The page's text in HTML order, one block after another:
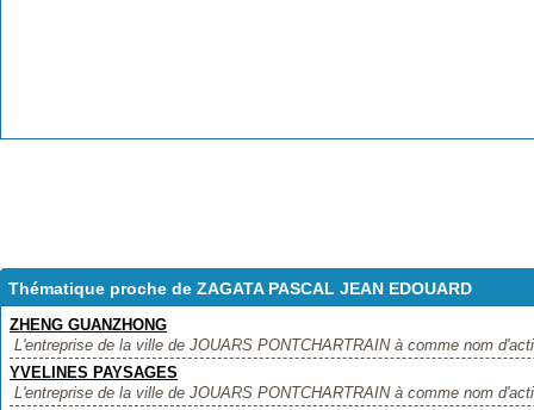
Thématique proche de ZAGATA PASCAL JEAN EDOUARD
ZHENG GUANZHONG
L'entreprise de la ville de JOUARS PONTCHARTRAIN à comme nom
YVELINES PAYSAGES
L'entreprise de la ville de JOUARS PONTCHARTRAIN à comme nom